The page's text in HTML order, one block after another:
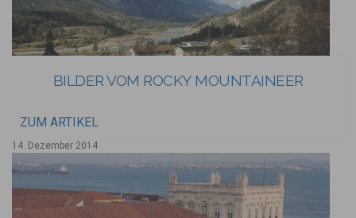
BILDER VOM ROCKY MOUNTAINEER
ZUM ARTIKEL
14. Dezember 2014